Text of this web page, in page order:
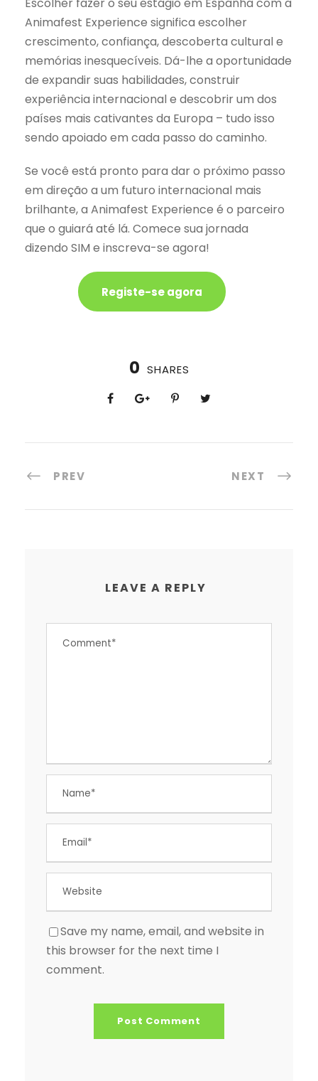
Animafest Experience significa escolher
crescimento, confiança, descoberta cultural e
memórias inesquecíveis. Dá-lhe a oportunidade
de expandir suas habilidades, construir
experiência internacional e descobrir um dos
países mais cativantes da Europa – tudo isso
sendo apoiado em cada passo do caminho.
Se você está pronto para dar o próximo passo
em direção a um futuro internacional mais
brilhante, a Animafest Experience é o parceiro
que o guiará até lá. Comece sua jornada
dizendo SIM e inscreva-se agora!
Registe-se agora
0 SHARES
PREV NEXT
LEAVE A REPLY
Save my name, email, and website in
this browser for the next time I
comment.